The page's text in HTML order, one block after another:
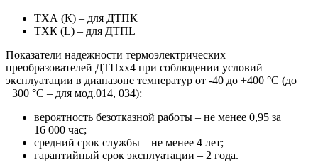
ТХА (К) – для ДТПК
ТХК (L) – для ДТПL
Показатели надежности термоэлектрических
преобразователей ДТПхх4 при соблюдении условий
эксплуатации в диапазоне температур от -40 до +400 °С (до
+300 °С – для мод.014, 034):
вероятность безотказной работы – не менее 0,95 за
16 000 час;
средний срок службы – не менее 4 лет;
гарантийный срок эксплуатации – 2 года.